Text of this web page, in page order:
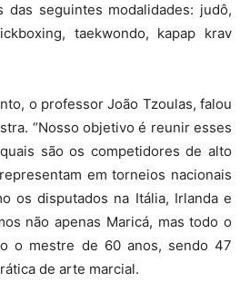
das seguintes modalidades: judô,
taekwondo, kapap krav
o professor João Tzoulas, falou
“Nosso objetivo é reunir esses
são os competidores de alto
em torneios nacionais
os disputados na Itália, Irlanda e
não apenas Maricá, mas todo o
o mestre de 60 anos, sendo 47
de arte marcial.